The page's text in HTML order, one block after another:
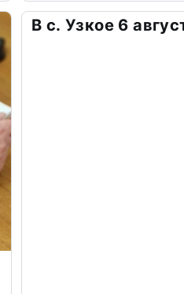
В с. Узкое 6